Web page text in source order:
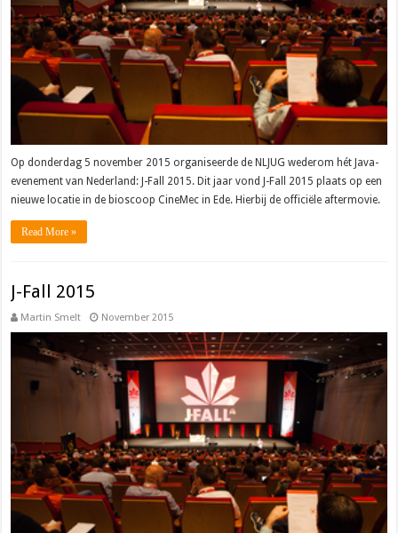
Op donderdag 5 november 2015 organiseerde de NLJUG wederom hét Java-
evenement van Nederland: J-Fall 2015. Dit jaar vond J-Fall 2015 plaats op een
nieuwe locatie in de bioscoop CineMec in Ede. Hierbij de officiële aftermovie.
Read More »
J-Fall 2015
Martin Smelt November 2015